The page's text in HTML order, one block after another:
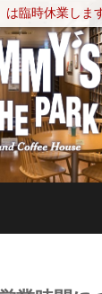
臨時休業しま